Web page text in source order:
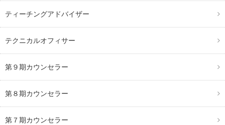
ティーチングアドバイザー
テクニカルオフィサー
第９期カウンセラー
第８期カウンセラー
第７期カウンセラー